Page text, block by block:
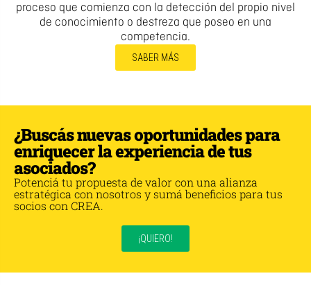
proceso que comienza con la detección del propio nivel
de conocimiento o destreza que poseo en una
competencia.
SABER MÁS
¿Buscás nuevas oportunidades para
enriquecer la experiencia de tus
asociados?
Potenciá tu propuesta de valor con una alianza
estratégica con nosotros y sumá beneficios para tus
socios con CREA.
¡QUIERO!